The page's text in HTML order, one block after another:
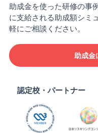
助成金を使った研修の事
に支給される助成額シミ
軽にご相談ください。
助成金
認定校・パートナー